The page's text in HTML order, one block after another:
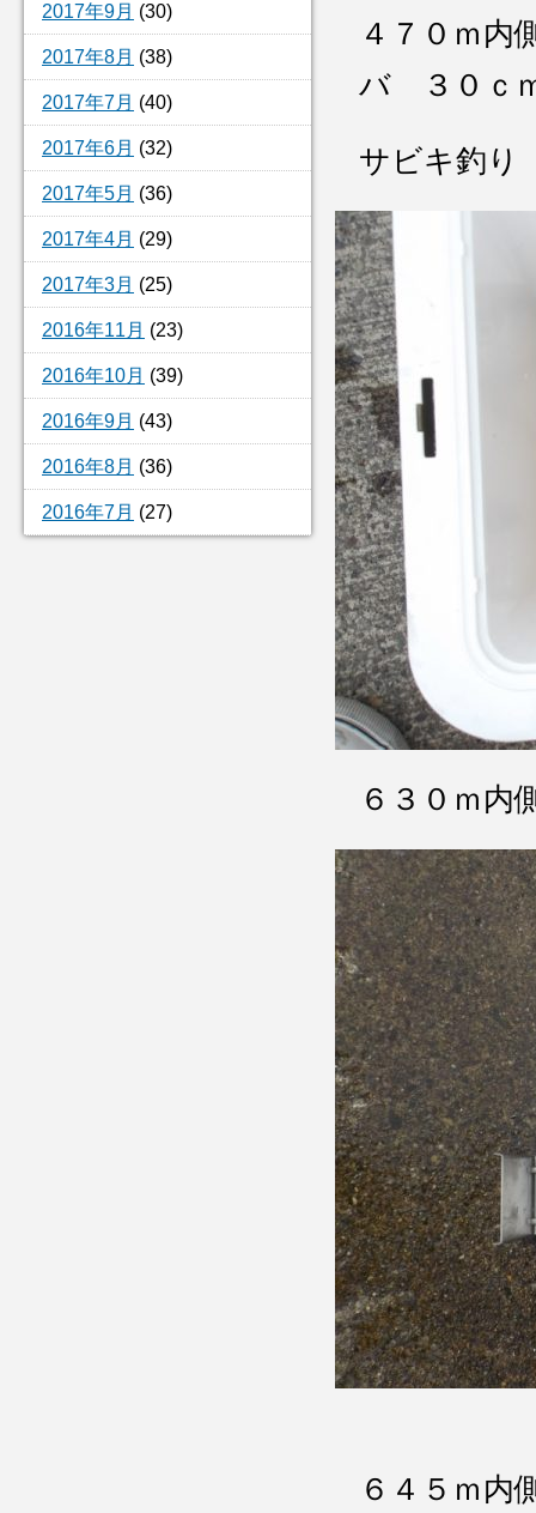
2017年9月 (30)
2017年8月 (38)
2017年7月 (40)
2017年6月 (32)
2017年5月 (36)
2017年4月 (29)
2017年3月 (25)
2016年11月 (23)
2016年10月 (39)
2016年9月 (43)
2016年8月 (36)
2016年7月 (27)
４７０ｍ
バ ３０ｃ
サビキ釣り
６３０ｍ
６４５ｍ